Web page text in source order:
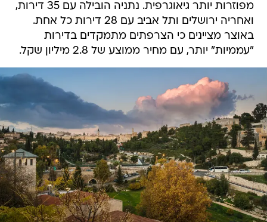
מפוזרות יותר גיאוגרפית. נתניה הובילה עם 35 דירות,
ואחריה ירושלים ותל אביב עם 28 דירות כל אחת.
באוצר מציינים כי הצרפתים מתמקדים בדירות
"עממיות" יותר, עם מחיר ממוצע של 2.8 מיליון שקל.